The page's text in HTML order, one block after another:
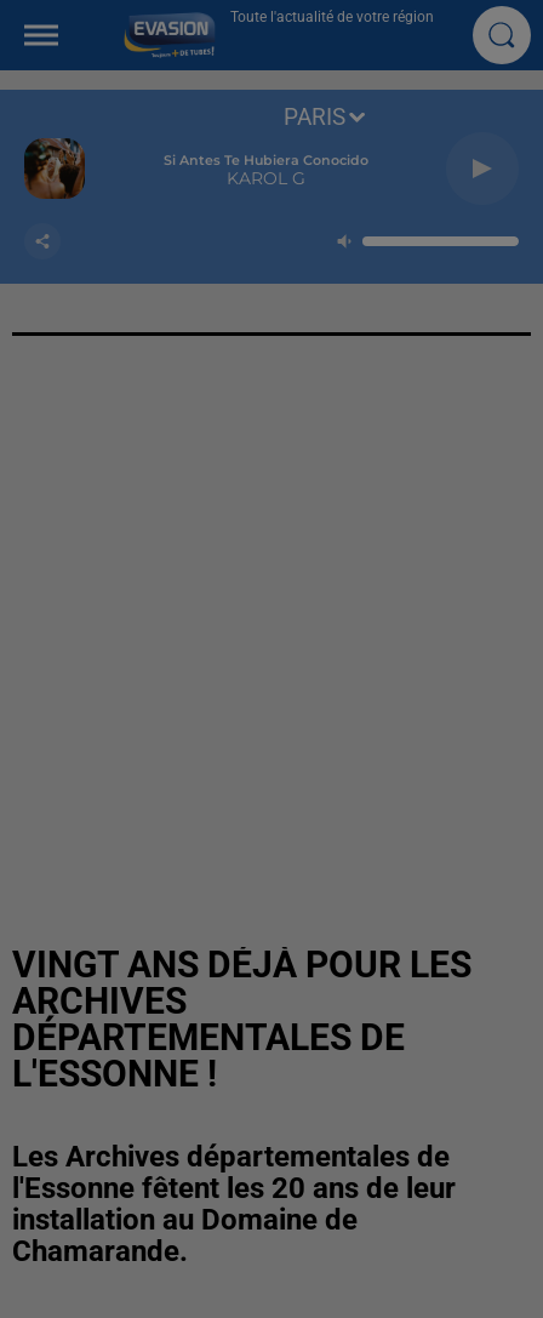
Toute l'actualité de votre région
Si Antes Te Hubiera Conocido
KAROL G
PARIS
VINGT ANS DÉJÀ POUR LES
ARCHIVES
DÉPARTEMENTALES DE
L'ESSONNE !
Les Archives départementales de
l'Essonne fêtent les 20 ans de leur
installation au Domaine de
Chamarande.